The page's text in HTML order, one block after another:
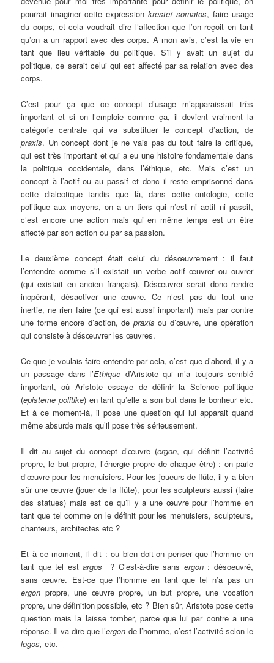
pourrait imaginer cette expression kresteï somatos, faire usage
du corps, et cela voudrait dire l’affection que l’on reçoit en tant
qu’on a un rapport avec des corps. A mon avis, c’est la vie en
tant que lieu véritable du politique. S’il y avait un sujet du
politique, ce serait celui qui est affecté par sa relation avec des
corps.
C’est pour ça que ce concept d’usage m’apparaissait très
important et si on l’emploie comme ça, il devient vraiment la
catégorie centrale qui va substituer le concept d’action, de
praxis. Un concept dont je ne vais pas du tout faire la critique,
qui est très important et qui a eu une histoire fondamentale dans
la politique occidentale, dans l’éthique, etc. Mais c’est un
concept à l’actif ou au passif et donc il reste emprisonné dans
cette dialectique tandis que là, dans cette ontologie, cette
politique aux moyens, on a un tiers qui n’est ni actif ni passif,
c’est encore une action mais qui en même temps est un être
affecté par son action ou par sa passion.
Le deuxième concept était celui du désœuvrement : il faut
l’entendre comme s’il existait un verbe actif œuvrer ou ouvrer
(qui existait en ancien français). Désœuvrer serait donc rendre
inopérant, désactiver une œuvre. Ce n’est pas du tout une
inertie, ne rien faire (ce qui est aussi important) mais par contre
une forme encore d’action, de praxis ou d’œuvre, une opération
qui consiste à désœuvrer les œuvres.
Ce que je voulais faire entendre par cela, c’est que d’abord, il y a
un passage dans l’Ethique d’Aristote qui m’a toujours semblé
important, où Aristote essaye de définir la Science politique
(episteme politike) en tant qu’elle a son but dans le bonheur etc.
Et à ce moment-là, il pose une question qui lui apparait quand
même absurde mais qu’il pose très sérieusement.
Il dit au sujet du concept d’œuvre (ergon, qui définit l’activité
propre, le but propre, l’énergie propre de chaque être) : on parle
d’œuvre pour les menuisiers. Pour les joueurs de flûte, il y a bien
sûr une œuvre (jouer de la flûte), pour les sculpteurs aussi (faire
des statues) mais est ce qu’il y a une œuvre pour l’homme en
tant que tel comme on le définit pour les menuisiers, sculpteurs,
chanteurs, architectes etc ?
Et à ce moment, il dit : ou bien doit-on penser que l’homme en
tant que tel estargos ? C’est-à-dire sans ergon: désoeuvré,
sans œuvre. Est-ce que l’homme en tant que tel n’a pas un
ergon propre, une œuvre propre, un but propre, une vocation
propre, une définition possible, etc ? Bien sûr, Aristote pose cette
question mais la laisse tomber, parce que lui par contre a une
réponse. Il va dire que l’ergon de l’homme, c’est l’activité selon le
logos, etc.